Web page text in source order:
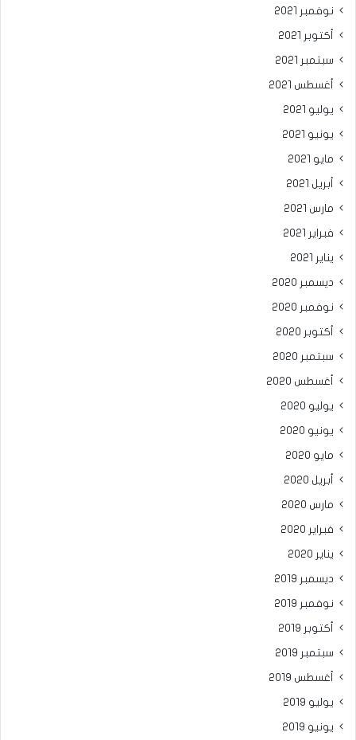
نوفمبر 2021
أكتوبر 2021
سبتمبر 2021
أغسطس 2021
يوليو 2021
يونيو 2021
مايو 2021
أبريل 2021
مارس 2021
فبراير 2021
يناير 2021
ديسمبر 2020
نوفمبر 2020
أكتوبر 2020
سبتمبر 2020
أغسطس 2020
يوليو 2020
يونيو 2020
مايو 2020
أبريل 2020
مارس 2020
فبراير 2020
يناير 2020
ديسمبر 2019
نوفمبر 2019
أكتوبر 2019
سبتمبر 2019
أغسطس 2019
يوليو 2019
يونيو 2019